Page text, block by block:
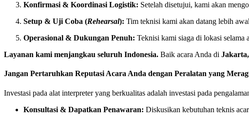
Konfirmasi & Koordinasi Logistik: Setelah disetujui, kami akan
Setup & Uji Coba (Rehearsal): Tim teknisi kami akan datang lebih
Operasional & Dukungan Penuh: Teknisi kami siaga di lokasi selama
Layanan kami menjangkau seluruh Indonesia. Baik acara Anda di
Jangan Pertaruhkan Reputasi Acara Anda dengan Peralatan yang
Investasi pada alat interpreter yang berkualitas adalah investasi pada
Konsultasi & Dapatkan Penawaran: Diskusikan kebutuhan teknis